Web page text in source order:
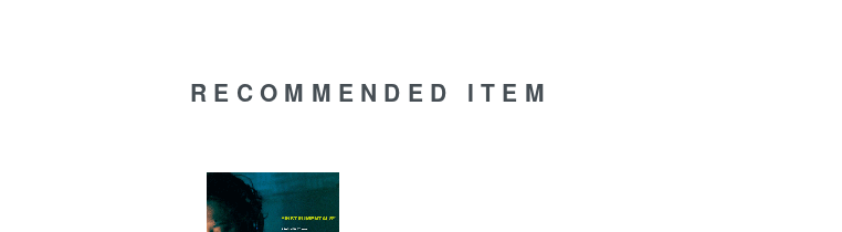
RECOMMENDED ITEM